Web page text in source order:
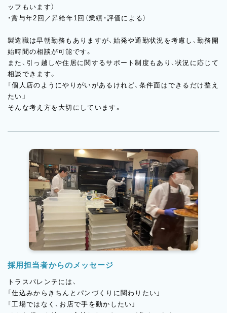
ッフもいます）
・賞与年2回／昇給年1回（業績・評価による）
製造職は早朝勤務もありますが、始発や通勤状況を考慮し、勤務開
始時間の相談が可能です。
また、引っ越しや住居に関するサポート制度もあり、状況に応じて
相談できます。
「個人店のようにやりがいがあるけれど、条件面はできるだけ整え
たい」
そんな考え方を大切にしています。
採用担当者からのメッセージ
トラスパレンテには、
「仕込みからきちんとパンづくりに関わりたい」
「工場ではなく、お店で手を動かしたい」